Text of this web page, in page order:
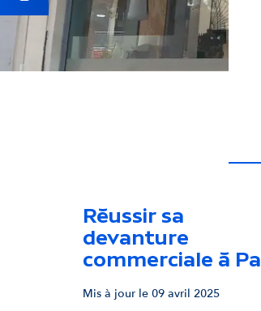
i
p
Réussir sa
devanture
commerciale à
Mis à jour le 09 avril 2025